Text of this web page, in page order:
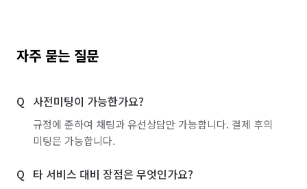
자주 묻는 질문
사전미팅이 가능한가요?
규정에 준하여 채팅과 유선상담만 가능합니다. 결제 후의
미팅은 가능합니다.
타 서비스 대비 장점은 무엇인가요?